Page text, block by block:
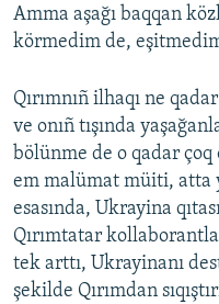
Amma aşağı baqqan
körmedim de,
Qırımnıñ ilhaqı ne
ve onıñ tışında
bölünme de o qadar
em malümat müiti, atta
esasında, Ukrayina
Qırımtatar
tek arttı, Ukrayinanı
şekilde Qırımdan